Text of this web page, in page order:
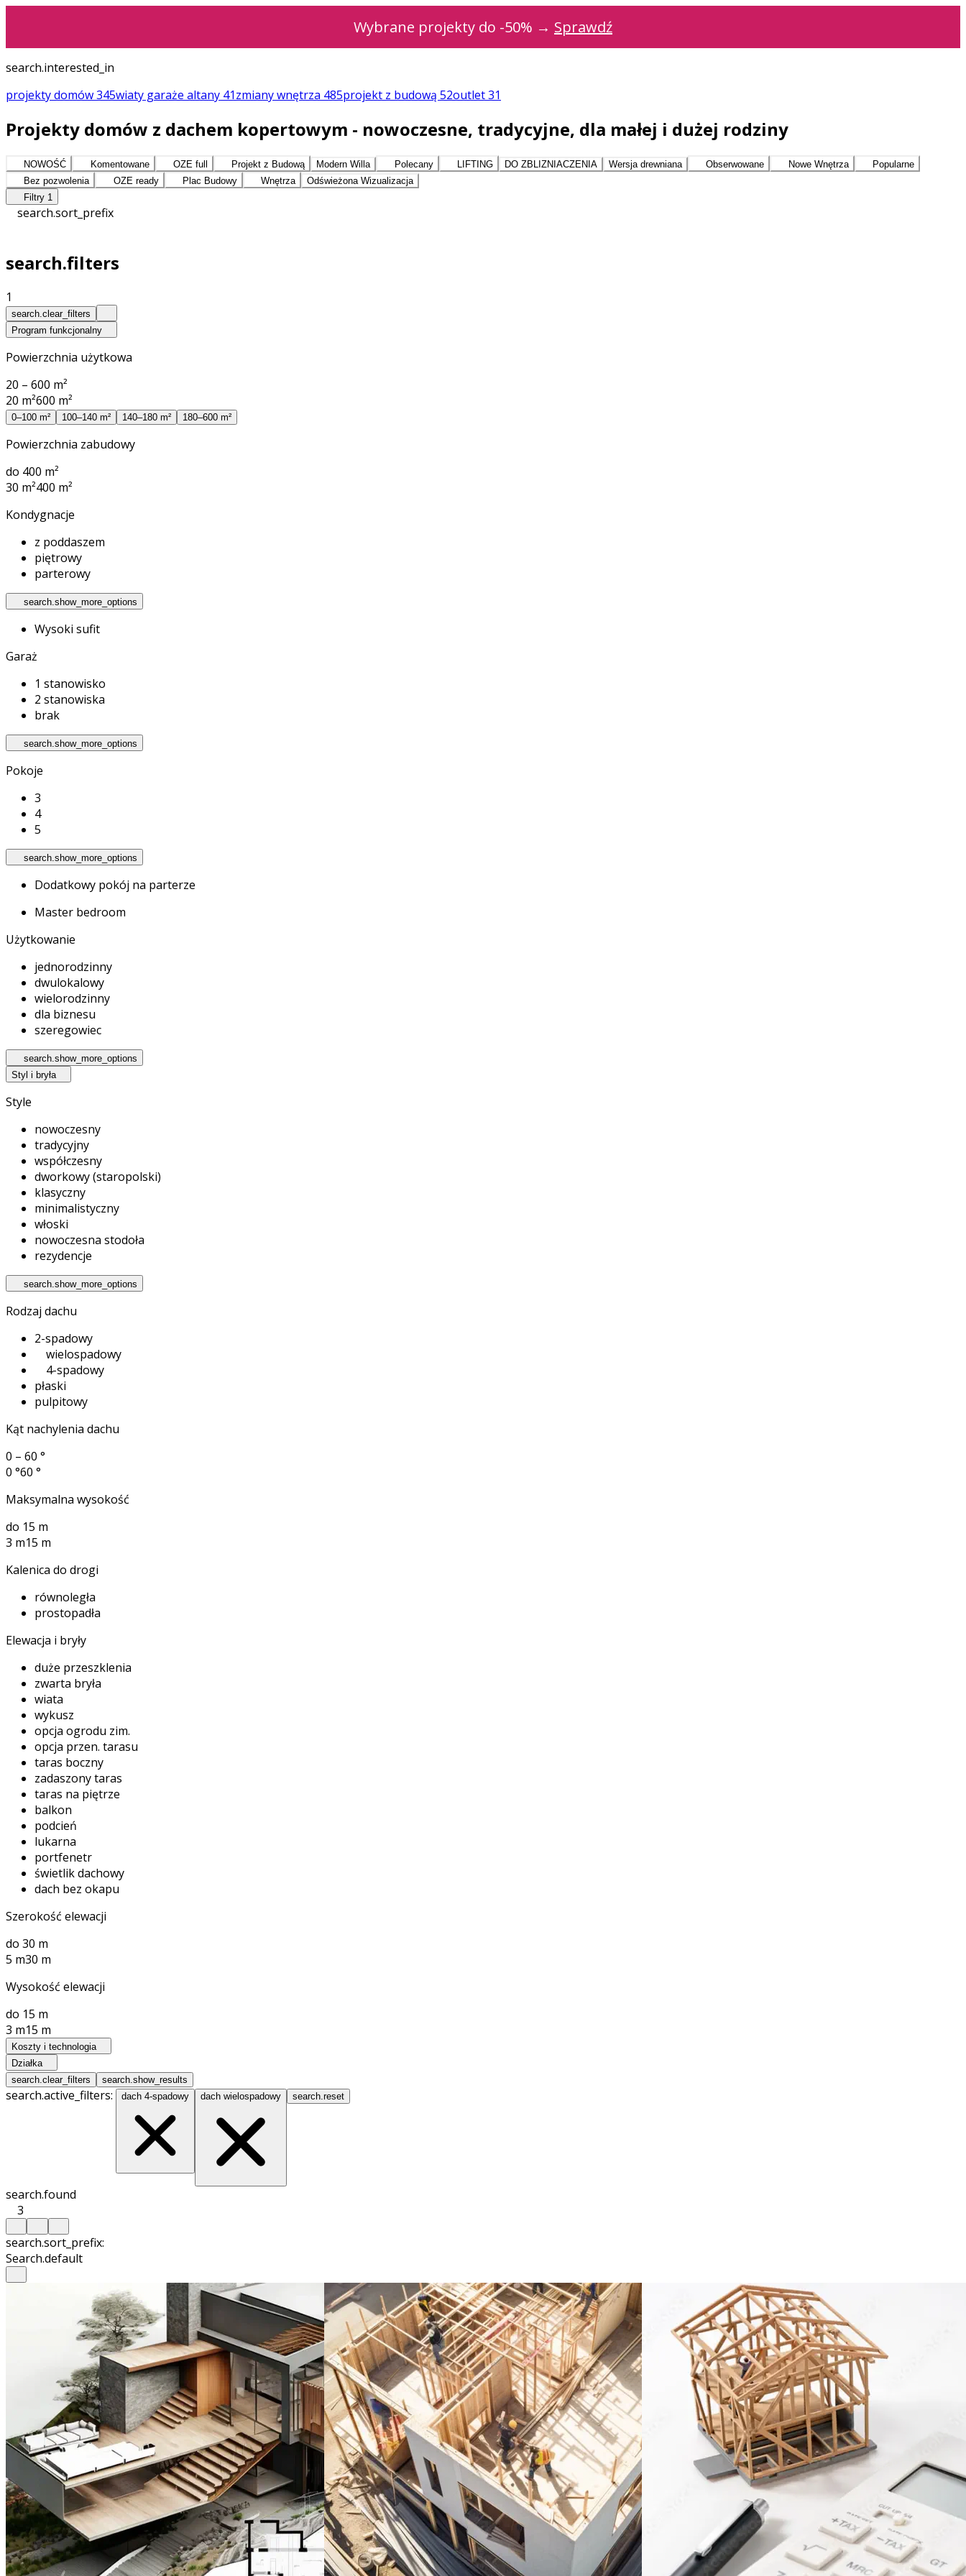
Wybrane projekty do -50% → Sprawdź
search.interested_in
projekty domów345wiaty garaże altany 41zmianywnętrza 485projekt z budową 52outlet31
Projekty domów z dachem kopertowym - nowoczesne, tradycyjne, dla małej i dużej rodziny
NOWOŚĆ Komentowane OZE full Projekt z Budową Modern Willa Polecany LIFTING DO ZBLIZNIACZENIA Wersja drewniana Obserwowane Nowe Wnętrza
Popularne
Bez pozwolenia
OZE ready Plac Budowy Wnętrza
Odświeżona Wizualizacja
Filtry 1
search.sort_prefix
search.filters
1
search.clear_filters
Program funkcjonalny
Powierzchnia użytkowa
20 – 600 m²
20 m²600 m²
0–100 m² 100–140 m² 140–180 m² 180–600 m²
Powierzchnia zabudowy
do 400 m²
30 m²400 m²
Kondygnacje
z poddaszem
piętrowy
parterowy
search.show_more_options
Wysoki sufit
Garaż
1 stanowisko
2 stanowiska
brak
search.show_more_options
Pokoje
3
4
5
search.show_more_options
Dodatkowy pokój na parterze
Master bedroom
Użytkowanie
jednorodzinny
dwulokalowy
wielorodzinny
dla biznesu
szeregowiec
search.show_more_options
Styl i bryła
Style
nowoczesny
tradycyjny
współczesny
dworkowy (staropolski)
klasyczny
minimalistyczny
włoski
nowoczesna stodoła
rezydencje
search.show_more_options
Rodzaj dachu
2-spadowy
wielospadowy
4-spadowy
płaski
pulpitowy
Kąt nachylenia dachu
0 – 60 °
0 °60 °
Maksymalna wysokość
do 15 m
3 m15 m
Kalenica do drogi
równoległa
prostopadła
Elewacja i bryły
duże przeszklenia
zwarta bryła
wiata
wykusz
opcja ogrodu zim.
opcja przen. tarasu
taras boczny
zadaszony taras
taras na piętrze
balkon
podcień
lukarna
portfenetr
świetlik dachowy
dach bez okapu
Szerokość elewacji
do 30 m
5 m30 m
Wysokość elewacji
do 15 m
3 m15 m
Koszty i technologia
Działka
search.clear_filters
search.show_results
search.active_filters: dach 4-spadowy dach wielospadowy search.reset
search.found
3
search.sort_prefix:
Search.default